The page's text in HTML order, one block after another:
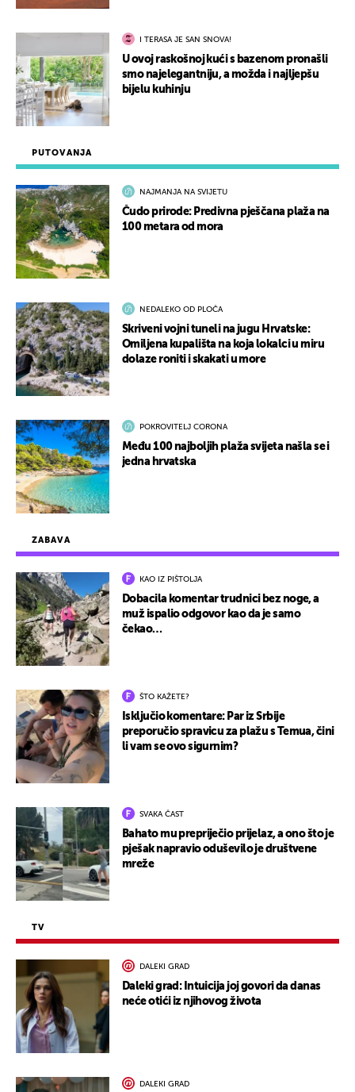
ZABAVA
KAO IZ PIŠTOLJA
Dobacila komentar trudnici bez noge, a
muž ispalio odgovor kao da je samo
čekao…
ŠTO KAŽETE?
Isključio komentare: Par iz Srbije
preporučio spravicu za plažu s Temua, čini
li vam se ovo sigurnim?
SVAKA ČAST
Bahato mu prepriječio prijelaz, a ono što je
pješak napravio oduševilo je društvene
mreže
TV
DALEKI GRAD
Daleki grad: Intuicija joj govori da danas
neće otići iz njihovog života
DALEKI GRAD
PUTOVANJA
NAJMANJA NA SVIJETU
Čudo prirode: Predivna pješčana plaža na
100 metara od mora
NEDALEKO OD PLOČA
Skriveni vojni tuneli na jugu Hrvatske:
Omiljena kupališta na koja lokalci u miru
dolaze roniti i skakati u more
POKROVITELJ CORONA
Među 100 najboljih plaža svijeta našla se i
jedna hrvatska
I TERASA JE SAN SNOVA!
U ovoj raskošnoj kući s bazenom pronašli
smo najelegantniju, a možda i najljepšu
bijelu kuhinju